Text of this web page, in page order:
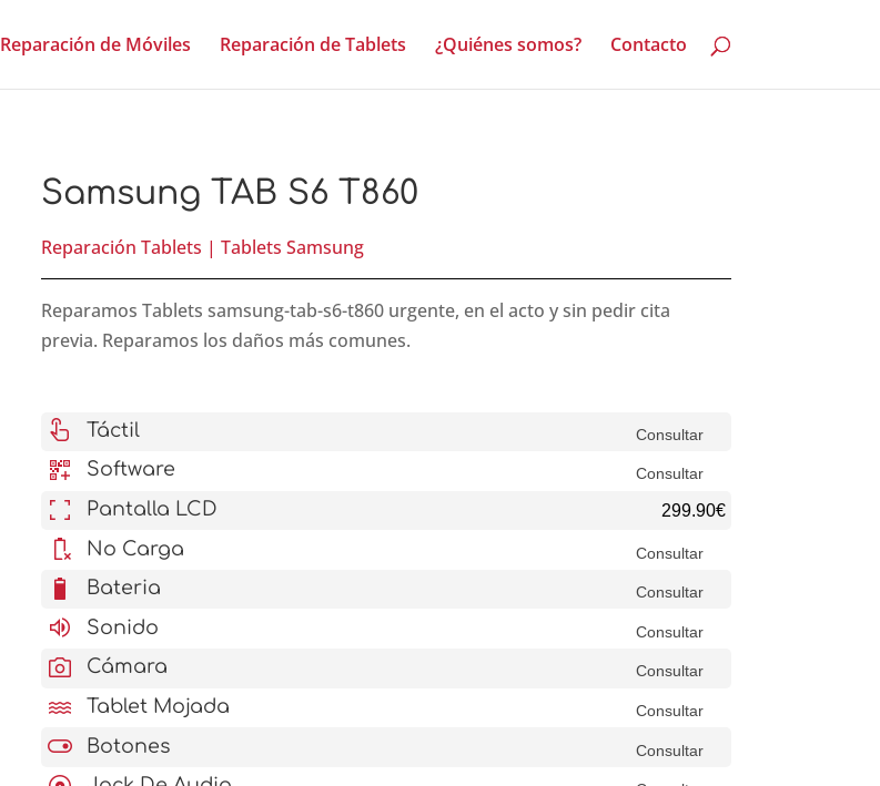
Reparación de Móviles Reparación de Tablets ¿Quiénes somos? Contacto
Samsung TAB S6 T860
Reparación Tablets |Tablets Samsung
Reparamos Tablets samsung-tab-s6-t860 urgente, en el acto y sin pedir cita
previa. Reparamos los daños más comunes.
touch_app Táctil Consultar
qr_code_2_add Software Consultar
fullscreen Pantalla LCD 299.90€
battery_error No Carga Consultar
battery_6_bar Bateria Consultar
volume_up Sonido Consultar
photo_camera Cámara Consultar
water Tablet Mojada Consultar
toggle_on Botones Consultar